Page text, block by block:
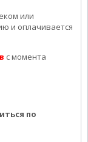
или
и оплачивается
с момента
по